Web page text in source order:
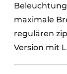
Beleuchtung
maximale
regulären
Version mit